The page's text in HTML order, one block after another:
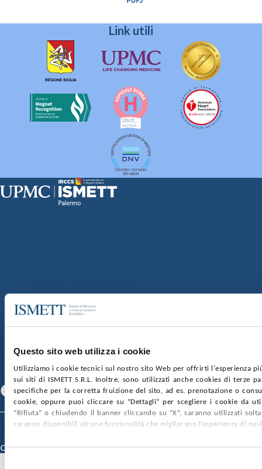
Questo sito web utilizza i cookie
Utilizziamo i cookie tecnici sul nostro sito Web per offrirti l'esperienza
sui siti di ISMETT S.R.L. Inoltre, sono utilizzati anche cookies di terze
specifiche per la corretta fruizione del sito, ad es. prenotazione o
cookie, oppure puoi cliccare su “Dettagli” per scegliere i cookie da
“Rifiuta” o chiudendo il banner cliccando su “X”, saranno utilizzati
saranno disponibili alcune funzionalità che migliorano l’esperienza di
Link utili
SOCIETÀ TRASPARENTE
GARE E CONTRATTIPRIVACYCOOKIE POLICY
CONTATTI
SEGUICI SU
Facebook Linkedin Youtube
© 2026 ISMETT (Istituto Mediterraneo per i Trapianti e Terapie ad Alta
Credits